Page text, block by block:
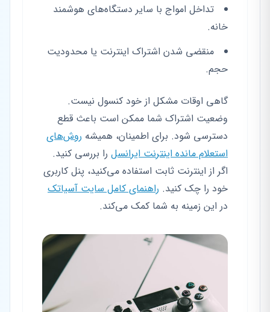
تداخل امواج با سایر دستگاه‌های هوشمند
خانه.
منقضی شدن اشتراک اینترنت یا محدودیت
حجم.
گاهی اوقات مشکل از خود کنسول نیست.
وضعیت اشتراک شما ممکن است باعث قطع
دسترسی شود. برای اطمینان، همیشه روش‌های
استعلام مانده اینترنت ایرانسل را بررسی کنید.
اگر از اینترنت ثابت استفاده می‌کنید، پنل کاربری
خود را چک کنید. راهنمای کامل سایت آسیاتک
در این زمینه به شما کمک می‌کند.